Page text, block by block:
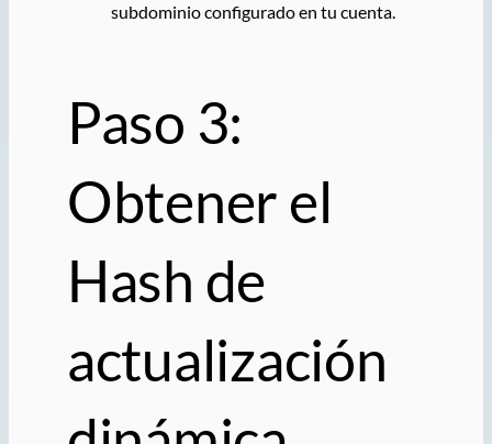
subdominio configurado en tu cuenta.
Paso 3:
Obtener el
Hash de
actualización